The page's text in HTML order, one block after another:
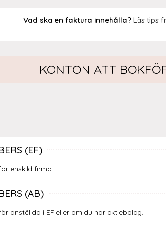
Vad ska en faktura innehålla? Läs tips
KONTON ATT
(EF)
enskild firma.
(AB)
anställda i EF eller om du har aktiebolag.